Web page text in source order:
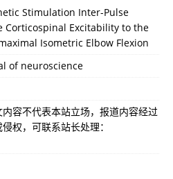
Stimulation Inter-Pulse
Corticospinal Excitability to the
Isometric Elbow Flexion
of neuroscience
容不代表本站立场，报道内容经过
权，可联系站长处理：